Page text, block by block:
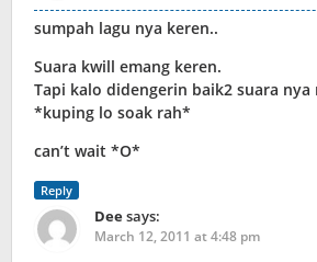
sumpah lagu nya keren..
Suara kwill emang keren.
Tapi kalo didengerin baik2 suara
*kuping lo soak rah*
can’t wait *O*
Reply
Deesays:
March 12, 2011 at 4:48 pm